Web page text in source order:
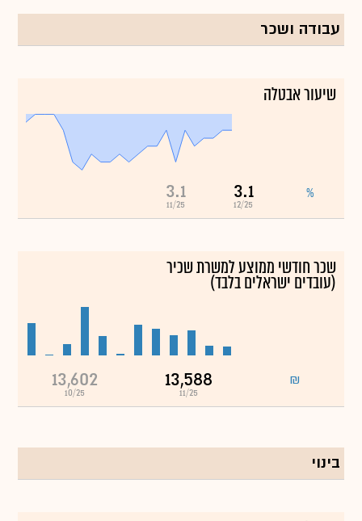
עבודה ושכר
שיעור אבטלה
%
3.1
12/25
3.1
11/25
שכר חודשי ממוצע למשרת שכיר
(עובדים ישראלים בלבד)
₪
13,588
11/25
13,602
10/25
בינוי